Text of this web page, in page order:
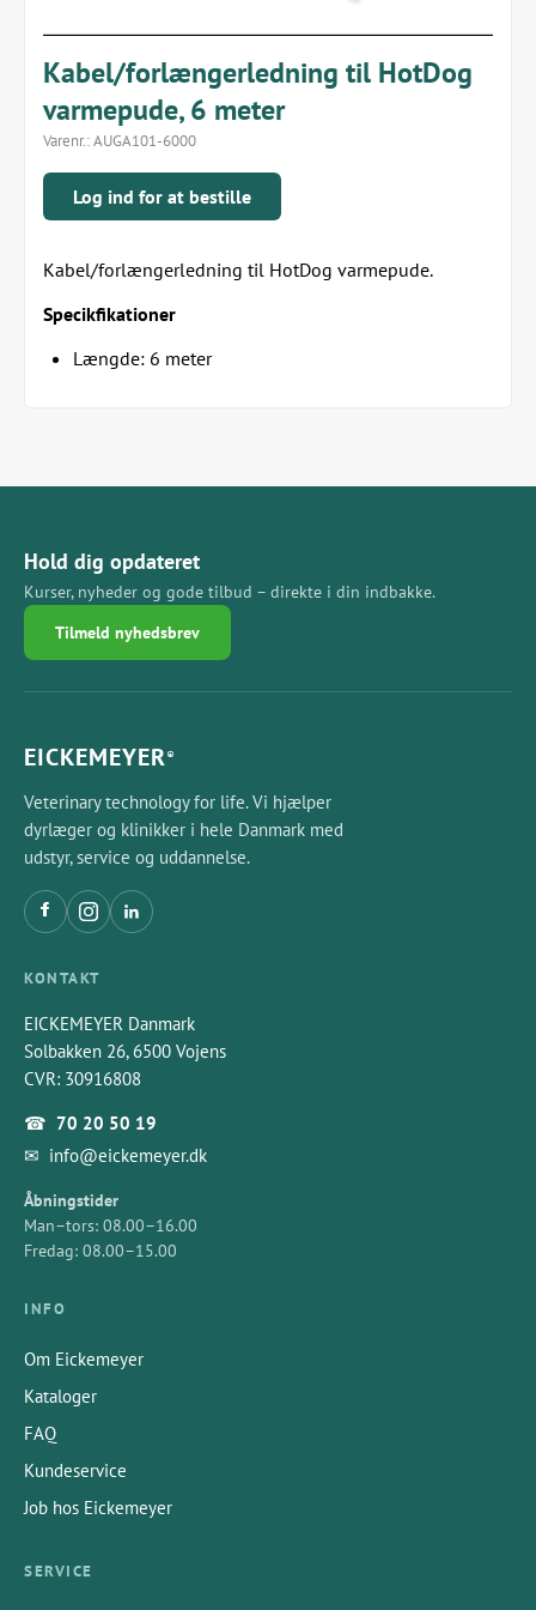
Kabel/forlængerledning til HotDog
varmepude, 6 meter
Varenr.:AUGA101-6000
Log ind for at bestille
Kabel/forlængerledning til HotDog varmepude.
Specikfikationer
Længde: 6 meter
Hold dig opdateret
Kurser, nyheder og gode tilbud – direkte i din indbakke.
Tilmeld nyhedsbrev
EICKEMEYER®
Veterinary technology for life. Vi hjælper
dyrlæger og klinikker i hele Danmark med
udstyr, service og uddannelse.
KONTAKT
EICKEMEYER Danmark
Solbakken 26, 6500 Vojens
CVR: 30916808
☎ 70 20 50 19
✉ info@eickemeyer.dk
Åbningstider
Man–tors: 08.00–16.00
Fredag: 08.00–15.00
INFO
Om Eickemeyer
Kataloger
FAQ
Kundeservice
Job hos Eickemeyer
SERVICE